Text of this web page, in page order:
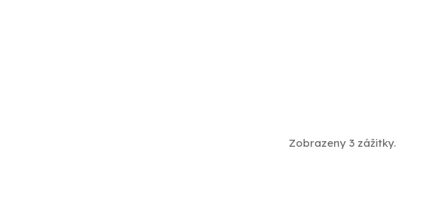
Zobrazeny 3 zážitky.